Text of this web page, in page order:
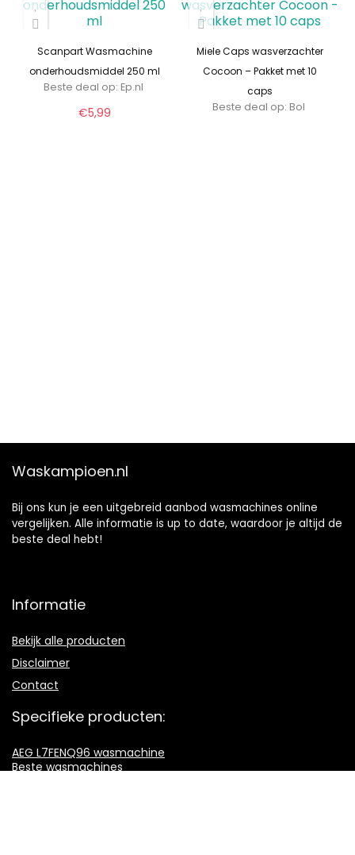
Scanpart Wasmachine
onderhoudsmiddel 250 ml
Beste deal op: ep.nl
€5,99
Miele Caps wasverzachter
Cocoon – Pakket met 10
caps
Beste deal op:
Bol
Waskampioen.nl
Bij ons kun je een uitgebreid aanbod wasmachines online
vergelijken. Alle informatie is up to date, waardoor je altijd de
beste deal hebt!
Informatie
Bekijk alle producten
Disclaimer
Contact
Specifieke producten:
AEG L7FENQ96 wasmachine
Beste wasmachines